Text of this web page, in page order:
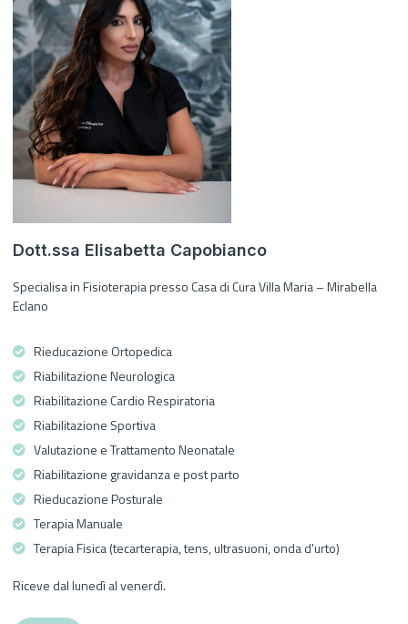
Dott.ssa Elisabetta Capobianco
Specialisa in Fisioterapia presso Casa di Cura Villa Maria – Mirabella
Eclano
Rieducazione Ortopedica
Riabilitazione Neurologica
Riabilitazione Cardio Respiratoria
Riabilitazione Sportiva
Valutazione e Trattamento Neonatale
Riabilitazione gravidanza e post parto
Rieducazione Posturale
Terapia Manuale
Terapia Fisica (tecarterapia, tens, ultrasuoni, onda d'urto)
Riceve dal lunedì al venerdì.